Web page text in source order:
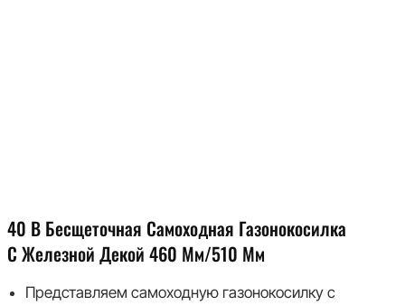
40 В Бесщеточная Самоходная Газонокосилка
С Железной Декой 460 Мм/510 Мм
Представляем самоходную газонокосилку с